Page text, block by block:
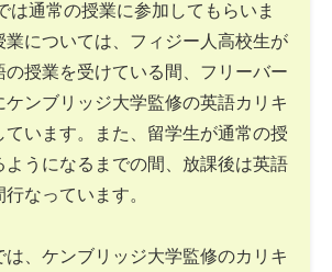
は通常の授業に参加してもらいま
業については、フィジー人高校生が
の授業を受けている間、フリーバー
ケンブリッジ大学監修の英語カリキ
ています。また、留学生が通常の授
ようになるまでの間、放課後は英語
なっています。
は、ケンブリッジ大学監修のカリキ